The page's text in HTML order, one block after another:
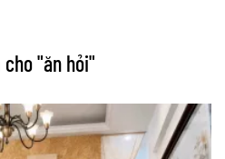
cho "ăn hỏi"